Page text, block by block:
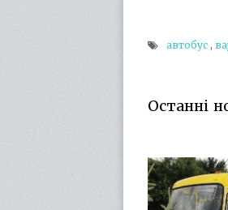
автобус ,
Останні